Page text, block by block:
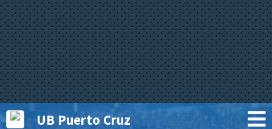
UB Puerto Cruz